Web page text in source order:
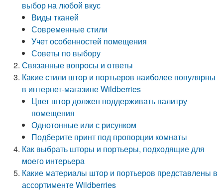
выбор на любой вкус
Виды тканей
Современные стили
Учет особенностей помещения
Советы по выбору
Связанные вопросы и ответы
Какие стили штор и портьеров наиболее популярны
в интернет-магазине Wildberries
Цвет штор должен поддерживать палитру
помещения
Однотонные или с рисунком
Подберите принт под пропорции комнаты
Как выбрать шторы и портьеры, подходящие для
моего интерьера
Какие материалы штор и портьеров представлены в
ассортименте Wildberries